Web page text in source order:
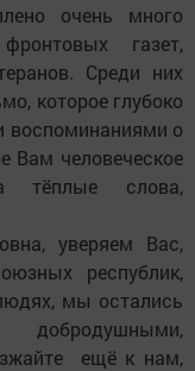
очень много
газет,
Среди них
которое глубоко
о
Вам человеческое
тёплые слова,
уверяем Вас,
республик,
мы остались
ещё к нам,